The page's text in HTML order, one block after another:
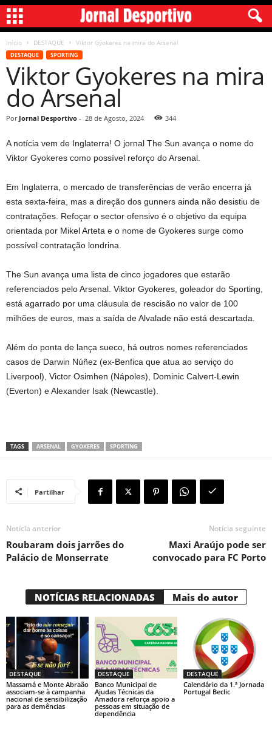
Início DESTAQUE Viktor Gyokeres na mira do Arsenal
DESTAQUE SPORTING
Viktor Gyokeres na mira
do Arsenal
Por Jornal Desportivo - 28 de Agosto, 2024 344
A notícia vem de Inglaterra! O jornal The Sun avança o nome do
Viktor Gyokeres como possível reforço do Arsenal.
Em Inglaterra, o mercado de transferências de verão encerra já
esta sexta-feira, mas a direção dos gunners ainda não desistiu de
contratações. Refoçar o sector ofensivo é o objetivo da equipa
orientada por Mikel Arteta e o nome de Gyokeres surge como
possível contratação londrina.
The Sun avança uma lista de cinco jogadores que estarão
referenciados pelo Arsenal. Viktor Gyokeres, goleador do Sporting,
está agarrado por uma cláusula de rescisão no valor de 100
milhões de euros, mas a saída de Alvalade não está descartada.
Além do ponta de lança sueco, há outros nomes referenciados
casos de Darwin Núñez (ex-Benfica que atua ao serviço do
Liverpool), Victor Osimhen (Nápoles), Dominic Calvert-Lewin
(Everton) e Alexander Isak (Newcastle).
TAGS ARSENAL GYOKERES SPORTING
Partilhar
Notícia anterior
Roubaram dois jarrões do
Palácio de Monserrate
Notícia seguinte
Maxi Araújo pode ser
convocado para FC Porto
NOTÍCIAS RELACIONADAS Mais do autor
DESTAQUE
Massamá e Monte Abraão
associam-se à campanha
nacional de sensibilização
para as demências
DESTAQUE
Banco Municipal de
Ajudas Técnicas da
Amadora reforça apoio a
pessoas em situação de
dependência
DESTAQUE
Calendário da 1.ª Jornada
Portugal Beclic